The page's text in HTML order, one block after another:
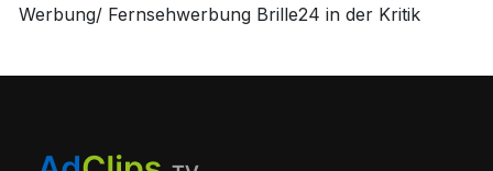
Werbung/ Fernsehwerbung Brille24 in der Kritik